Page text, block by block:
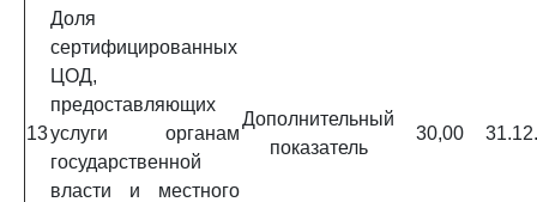
13
Доля
сертифицированных
ЦОД,
предоставляющих
услуги органам
государственной
власти и местного
Дополнительный
показатель
30,00